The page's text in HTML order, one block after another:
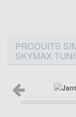
PRODUITS
SKYMAX